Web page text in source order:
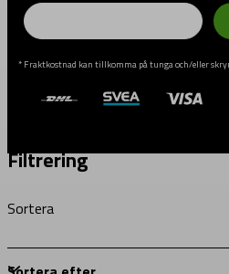
Email
* Fraktkostnad kan tillkomma på tunga och/eller
Filtrering
Sortera